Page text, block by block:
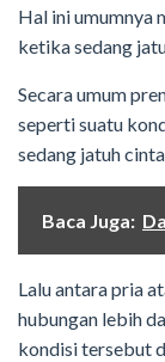
Hal ini umumnya
ketika sedang
Secara umum
seperti suatu
sedang jatuh
Baca Juga:
Lalu antara pria
hubungan lebih
kondisi tersebut